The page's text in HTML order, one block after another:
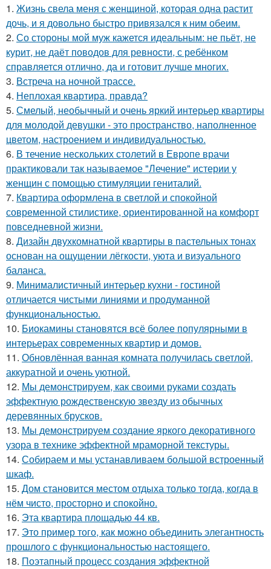
1. Жизнь свела меня с женщиной, которая одна растит
дочь, и я довольно быстро привязался к ним обеим.
2. Со стороны мой муж кажется идеальным: не пьёт, не
курит, не даёт поводов для ревности, с ребёнком
справляется отлично, да и готовит лучше многих.
3. Встреча на ночной трассе.
4. Неплохая квартира, правда?
5. Смелый, необычный и очень яркий интерьер квартиры
для молодой девушки - это пространство, наполненное
цветом, настроением и индивидуальностью.
6. В течение нескольких столетий в Европе врачи
практиковали так называемое "Лечение" истерии у
женщин с помощью стимуляции гениталий.
7. Квартира оформлена в светлой и спокойной
современной стилистике, ориентированной на комфорт
повседневной жизни.
8. Дизайн двухкомнатной квартиры в пастельных тонах
основан на ощущении лёгкости, уюта и визуального
баланса.
9. Минималистичный интерьер кухни - гостиной
отличается чистыми линиями и продуманной
функциональностью.
10. Биокамины становятся всё более популярными в
интерьерах современных квартир и домов.
11. Обновлённая ванная комната получилась светлой,
аккуратной и очень уютной.
12. Мы демонстрируем, как своими руками создать
эффектную рождественскую звезду из обычных
деревянных брусков.
13. Мы демонстрируем создание яркого декоративного
узора в технике эффектной мраморной текстуры.
14. Собираем и мы устанавливаем большой встроенный
шкаф.
15. Дом становится местом отдыха только тогда, когда в
нём чисто, просторно и спокойно.
16. Эта квартира площадью 44 кв.
17. Это пример того, как можно объединить элегантность
прошлого с функциональностью настоящего.
18. Поэтапный процесс создания эффектной